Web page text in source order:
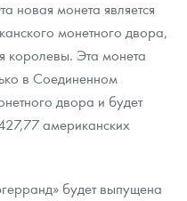
новая монета является
монетного двора,
королевы. Эта монета
в Соединенном
двора и будет
американских
будет выпущена